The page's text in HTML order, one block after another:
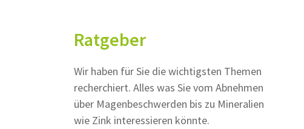
Ratgeber
Wir haben für Sie die wichtigsten Themen
recherchiert. Alles was Sie vom Abnehmen
über Magenbeschwerden bis zu Mineralien
wie Zink interessieren könnte.